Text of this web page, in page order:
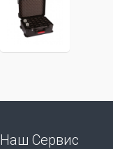
Наш Сервис